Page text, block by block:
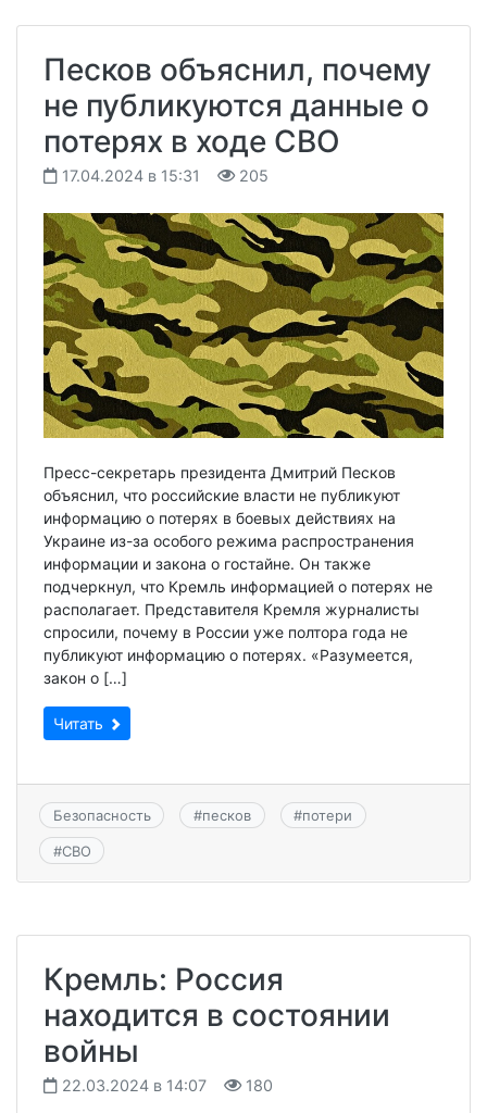
Песков объяснил, почему
не публикуются данные о
потерях в ходе СВО
17.04.2024 в 15:31 205
Пресс-секретарь президента Дмитрий Песков
объяснил, что российские власти не публикуют
информацию о потерях в боевых действиях на
Украине из-за особого режима распространения
информации и закона о гостайне. Он также
подчеркнул, что Кремль информацией о потерях не
располагает. Представителя Кремля журналисты
спросили, почему в России уже полтора года не
публикуют информацию о потерях. «Разумеется,
закон о […]
Читать
Безопасность #песков #потери
#СВО
Кремль: Россия
находится в состоянии
войны
22.03.2024 в 14:07 180